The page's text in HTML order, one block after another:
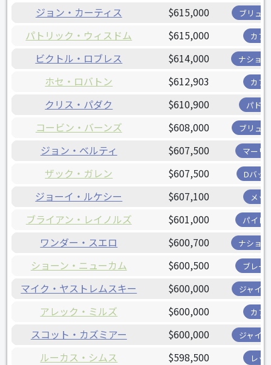
ジョン・カーティス $615,000 ブリュ
パトリック・ウィスドム $615,000 カブ
ビクトル・ロブレス $614,000 ナショ
ホセ・ロバトン $612,903 カブ
クリス・パダク $610,900 パド
コービン・バーンズ $608,000 ブリュ
ジョン・ベルティ $607,500 マーリ
ザック・ガレン $607,500 Dバッ
ジョーイ・ルケシー $607,100 メッ
ブライアン・レイノルズ $601,000 パイレ
ワンダー・スエロ $600,700 ナショ
ショーン・ニューカム $600,500 ブレー
マイク・ヤストレムスキー $600,000 ジャイ
アレック・ミルズ $600,000 カブ
スコット・カズミアー $600,000 ジャイ
ルーカス・シムス $598,500 レッ